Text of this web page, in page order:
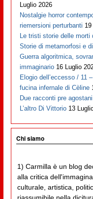
Luglio 2026
Nostalgie horror
riemersioni perturbanti
Le tristi storie delle morti
Storie di metamorfosi e
Guerra algoritmica,
immaginario 16 Luglio
Elogio dell’eccesso / 11
fucina infernale di Cèline
Due racconti pre agostani
L’altro Di Vittorio 13
Chi siamo
1) Carmilla è un blog
alla critica
culturale, artistica,